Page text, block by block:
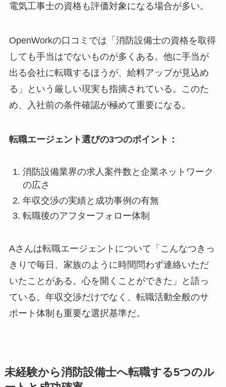
電気工事士の資格も評価対象になる場合が多い。
OpenWorkの口コミでは「消防設備士の資格を取得
しても手当はでないものが多くある。他に手当が
出る会社に転職するほうが、給料アップが見込め
る」という厳しい現実も指摘されている。このた
め、入社前の条件確認が極めて重要になる。
転職エージェント選びの3つのポイント：
消防設備業界の求人案件数と企業ネットワーク
の広さ
年収交渉の実績と成功事例の有無
転職後のアフターフォロー体制
Aさんは転職エージェントについて「こんなつきっ
きりで毎日、家族のように時間問わず連絡いただ
いたことがある。心を開くことができた」と語っ
ている。年収交渉だけでなく、転職活動全般のサ
ポート体制も重要な選択基準だ。
未経験から消防設備士へ転職する5つのル